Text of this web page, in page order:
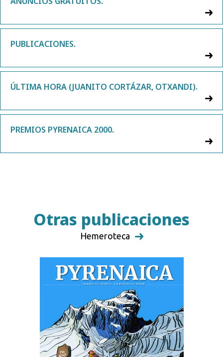
PUBLICACIONES.
ÚLTIMA HORA (JUANITO CORTÁZAR, OTXANDI).
PREMIOS PYRENAICA 2000.
Otras publicaciones
Hemeroteca